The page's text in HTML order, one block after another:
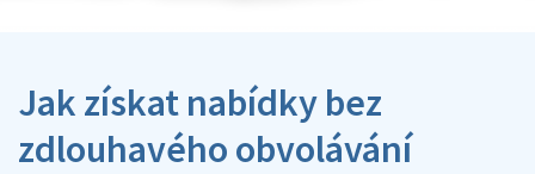
Jak získat nabídky bez
zdlouhavého obvolávání